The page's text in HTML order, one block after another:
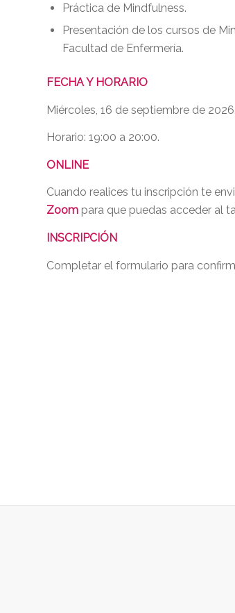
Práctica de Mindfulness.
Presentación de los cursos de
Facultad de Enfermería.
FECHA Y HORARIO
Miércoles, 16 de septiembre de 2026.
Horario: 19:00 a 20:00.
ONLINE
Cuando realices tu inscripción te
Zoom para que puedas acceder al
INSCRIPCIÓN
Completar el formulario para